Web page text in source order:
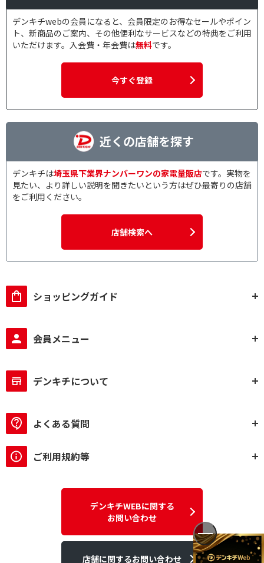
デンキチwebの会員になると、会員限定のお得なセールやポイン
ト、新商品のご案内、その他便利なサービスなどの特典をご利用
いただけます。入会費・年会費は無料です。
今すぐ登録
近くの店舗を探す
デンキチは埼玉県下業界ナンバーワンの家電量販店です。実物を
見たい、より詳しい説明を聞きたいという方はぜひ最寄りの店舗
をご利用ください。
店舗検索へ
ショッピングガイド
会員メニュー
デンキチについて
よくある質問
ご利用規約等
デンキチWEBに関する
お問い合わせ
店舗に関するお問い合わせ